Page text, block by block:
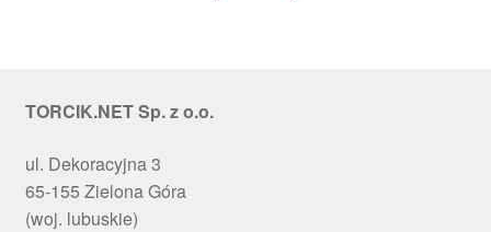
TORCIK.NET Sp. z o.o.
ul. Dekoracyjna 3
65-155 Zielona Góra
(woj. lubuskie)